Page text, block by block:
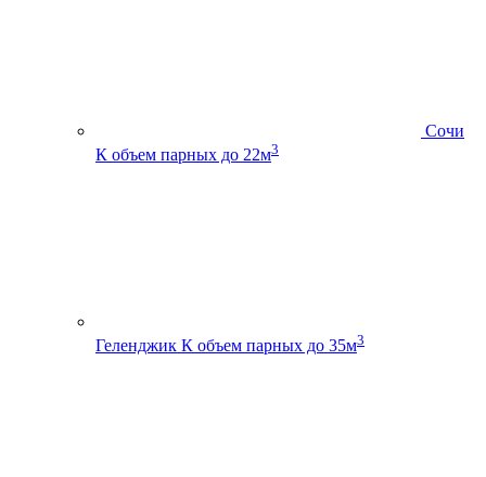
Сочи
К объем парных до 22м3
Геленджик К объем парных до 35м3